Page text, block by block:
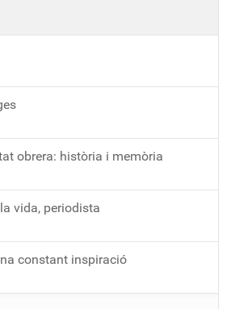
obrera: història i memòria
vida, periodista
constant inspiració